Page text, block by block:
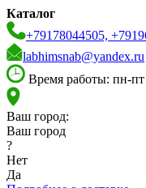
Каталог
+79178044505,
labhimsnab@yandex.ru
Время работы: пн-
Ваш город:
Ваш город
?
Нет
Да